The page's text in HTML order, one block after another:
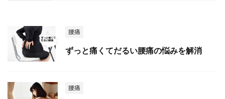
腰痛
ずっと痛くてだるい腰痛の悩みを解消
腰痛